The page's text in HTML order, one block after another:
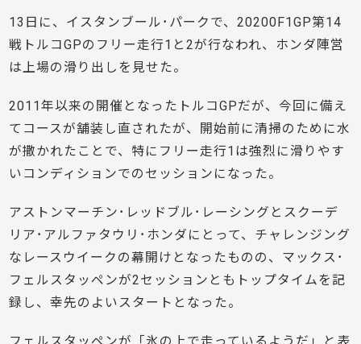
13日に、イスタンブール･パークで、20200F1GP第14
戦トルコGPのフリー走行1と2が行なわれ、ホンダ陣営
は上場の滑り出しを見せた。
2011年以来の開催となったトルコGPだが、今回に備え
てコースが舗装し直されたが、開始前に清掃のために水
が撒かれたことで、特にフリー走行1は強烈に滑りやす
いコンディションでのセッションになった。
アストンマーチン･レッドブル･レーシングとスクーデ
リア･アルファタウリ･ホンダにとって、チャレンジング
なレースウイークの幕開けとなったものの、マックス･
フェルスタッペンが2セッションともトップタイムを記
録し、幸先のよいスタートとなった。